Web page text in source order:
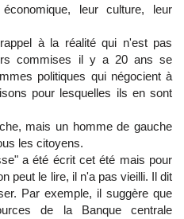
leur culture, leur
à la réalité qui n'est pas
commises il y a 20 ans se
politiques qui négocient à
pour lesquelles ils en sont
mais un homme de gauche
les citoyens.
a été écrit cet été mais pour
peut le lire, il n'a pas vieilli. Il dit
Par exemple, il suggère que
de la Banque centrale